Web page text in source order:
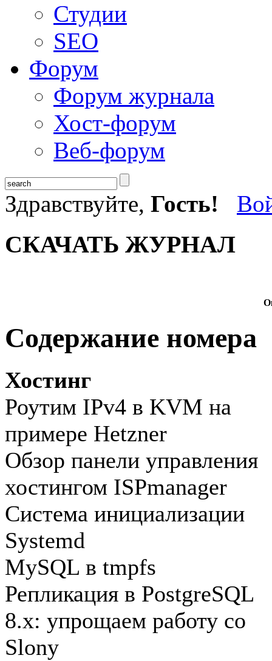
Студии
SEO
Форум
Форум журнала
Хост-форум
Веб-форум
Здравствуйте, Гость!
СКАЧАТЬ ЖУРНАЛ
Содержание номера
Хостинг
Роутим IPv4 в KVM на
примере Hetzner
Обзор панели управления
хостингом ISPmanager
Система инициализации
Systemd
MySQL в tmpfs
Репликация в PostgreSQL
8.x: упрощаем работу со
Slony